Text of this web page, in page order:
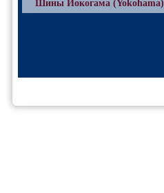
Шины Йокогама (Yokohama)